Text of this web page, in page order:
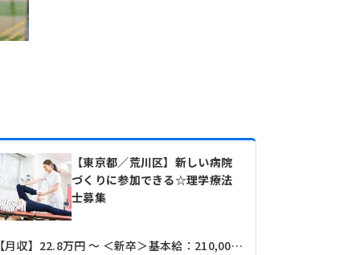
【東京都／荒川区】新しい病院
づくりに参加できる☆理学療法
士募集
【月収】22.8万円 ～ ＜新卒＞基本給：210,000円＋諸手当 ※経験やスキルを考慮の上、決定します